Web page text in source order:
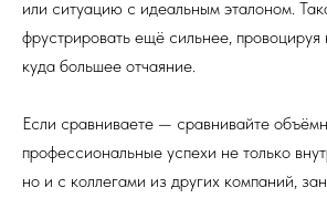
или ситуацию с идеальным эталоном.
фрустрировать ещё сильнее,
куда большее отчаяние.
Если сравниваете — сравнивайте
профессиональные успехи не только
но и с коллегами из других компаний,